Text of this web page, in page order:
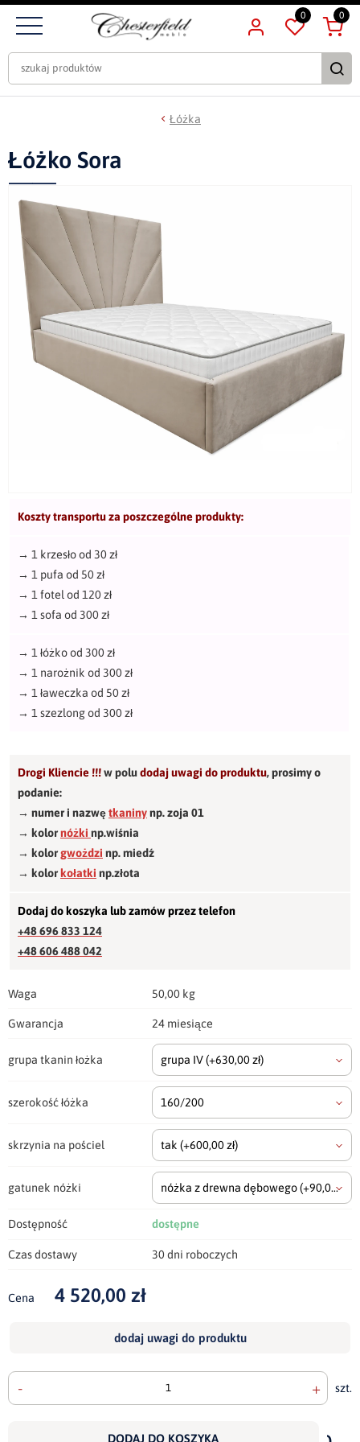
0 0
Łóżka
Łóżko Sora
Koszty transportu za poszczególne produkty:
→ 1 krzesło od 30 zł
→ 1 pufa od 50 zł
→ 1 fotel od 120 zł
→ 1 sofa od 300 zł
→ 1 łóżko od 300 zł
→ 1 narożnik od 300 zł
→ 1 ławeczka od 50 zł
→ 1 szezlong od 300 zł
Drogi Kliencie !!!w poludodaj uwagi do produktu,prosimy o
podanie:
→ numer i nazwętkaninynp. zoja 01
→ kolornóżki np.wiśnia
→ kolorgwożdzi np. miedź
→ kolorkołatki np.złota
Dodaj do koszyka lub zamów przez telefon
+48 696 833 124
+48 606 488 042
Waga 50,00 kg
Gwarancja 24 miesiące
grupa tkanin łożka grupa IV(+630,00 zł)
szerokość łóżka 160/200
skrzynia na pościel tak (+600,00 zł)
gatunek nóżki nóżka z drewna dębowego(+90,00 zł)
Dostępność dostępne
Czas dostawy 30 dni roboczych
Cena 4 520,00 zł
dodaj uwagi do produktu
- + szt.
DODAJ DO KOSZYKA